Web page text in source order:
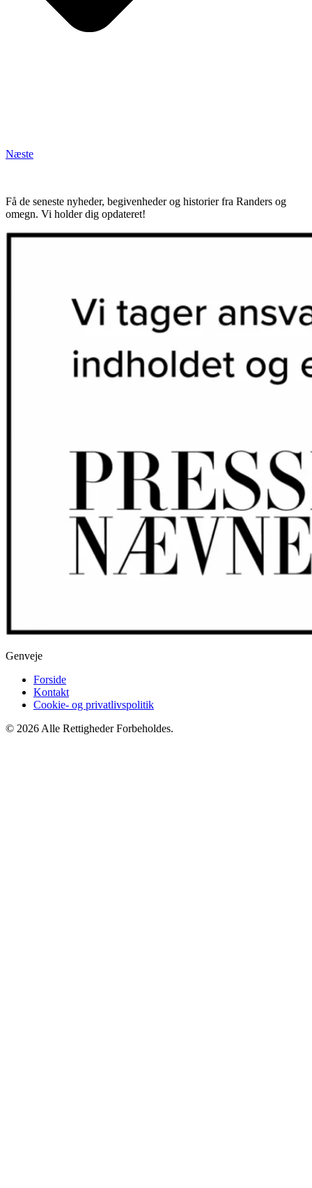
Næste
Få de seneste nyheder, begivenheder og historier fra Randers og
omegn. Vi holder dig opdateret!
Genveje
Forside
Kontakt
Cookie- og privatlivspolitik
© 2026 Alle Rettigheder Forbeholdes.